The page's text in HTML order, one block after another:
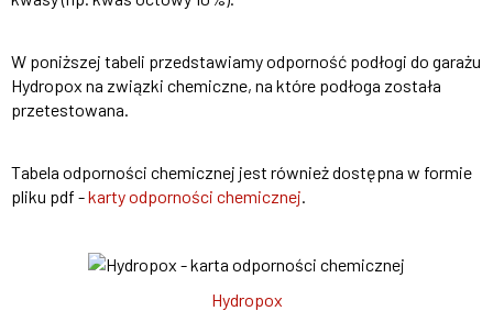
W poniższej tabeli przedstawiamy odporność podłogi do garażu
Hydropox na związki chemiczne, na które podłoga została
przetestowana.
Tabela odporności chemicznej jest również dostępna w formie
pliku pdf -karty odporności chemicznej.
Hydropox